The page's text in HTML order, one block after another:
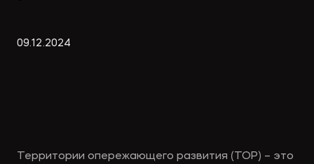
09.12.2024
Территории опережающего развития (ТОР) – это